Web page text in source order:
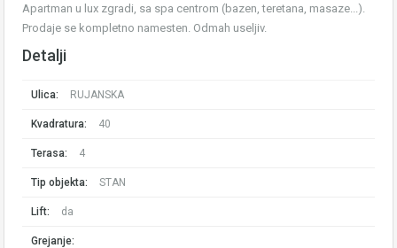
Apartman u lux zgradi, sa spa centrom (bazen, teretana, masaze...).
Prodaje se kompletno namesten. Odmah useljiv.
Detalji
Ulica: RUJANSKA
Kvadratura: 40
Terasa: 4
Tip objekta: STAN
Lift: da
Grejanje: